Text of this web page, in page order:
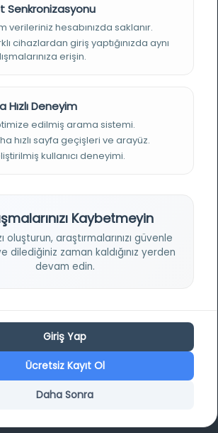
ve coğrafyalara ait tarihî yazma ve
belgelerini, süreli yayınları ve görsel
getiren kapsamlı bir dijital
İstanbul Ün. Avcılar Kampüsü Avcılar,
Analizi
Çevirisi
Görüntü İyileştirilmesi
Senkronizasyonu
verileriniz hesabınızda saklanır.
cihazlardan giriş yaptığınızda aynı
erişin.
Hızlı Deneyim
edilmiş arama sistemi.
hızlı sayfa geçişleri ve arayüz.
kullanıcı deneyimi.
Kaybetmeyin
oluşturun, araştırmalarınızı güvenle
dilediğiniz zaman kaldığınız yerden
devam edin.
Giriş Yap
Ücretsiz Kayıt Ol
Daha Sonra